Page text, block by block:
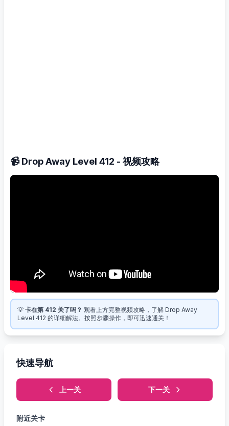
📹 Drop Away Level 412 - 视频攻略
💡 卡在第 412 关了吗？ 观看上方完整视频攻略，了解 Drop Away
Level 412 的详细解法。按照步骤操作，即可迅速通关！
快速导航
上一关 下一关
附近关卡